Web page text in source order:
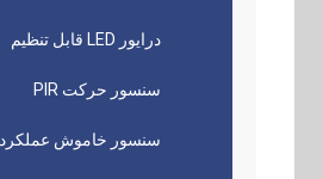
درایور LED قابل تنظیم
سنسور حرکت PIR
سنسور خاموش عملکرد